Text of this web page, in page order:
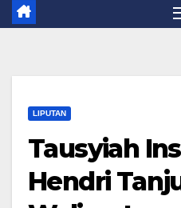
LIPUTAN
Tausyiah
Hendri